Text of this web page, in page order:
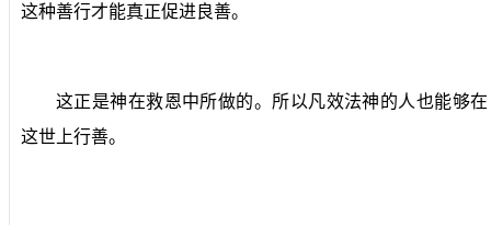
这种善行才能真正促进良善。
这正是神在救恩中所做的。所以凡效法神的人也能够在
这世上行善。